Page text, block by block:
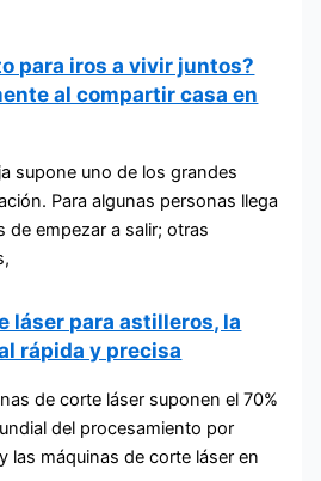
para iros a vivir juntos?
al compartir casa en
supone uno de los grandes
Para algunas personas llega
de empezar a salir; otras
láser para astilleros, la
rápida y precisa
de corte láser suponen el 70%
del procesamiento por
las máquinas de corte láser en